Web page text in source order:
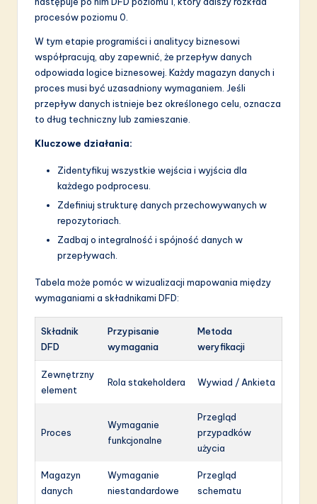
procesów poziomu 0.
W tym etapie programiści i analitycy biznesowi
współpracują, aby zapewnić, że przepływ danych
odpowiada logice biznesowej. Każdy magazyn danych i
proces musi być uzasadniony wymaganiem. Jeśli
przepływ danych istnieje bez określonego celu, oznacza
to dług techniczny lub zamieszanie.
Kluczowe działania:
Zidentyfikuj wszystkie wejścia i wyjścia dla
każdego podprocesu.
Zdefiniuj strukturę danych przechowywanych w
repozytoriach.
Zadbaj o integralność i spójność danych w
przepływach.
Tabela może pomóc w wizualizacji mapowania między
wymaganiami a składnikami DFD:
Składnik
DFD
Przypisanie
wymagania
Metoda
weryfikacji
Zewnętrzny
element
Rola stakeholdera Wywiad / Ankieta
Proces
Wymaganie
funkcjonalne
Przegląd
przypadków
użycia
Magazyn
danych
Wymaganie
niestandardowe
Przegląd
schematu